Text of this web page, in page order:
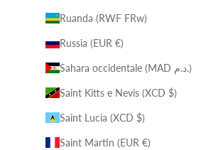
Ruanda (RWF FRw)
Russia (EUR €)
Sahara occidentale (MAD د.م.)
Saint Kitts e Nevis (XCD $)
Saint Lucia (XCD $)
Saint Martin (EUR €)